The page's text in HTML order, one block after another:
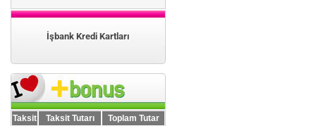
İşbank Kredi Kartları
Taksit Taksit Tutarı
Toplam Tutar